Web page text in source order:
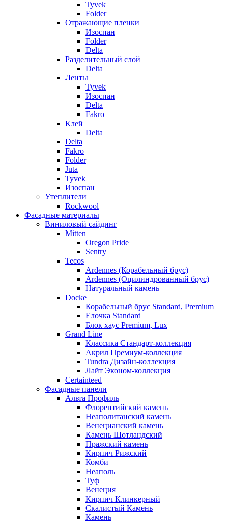
Tyvek
Folder
Отражающие пленки
Изоспан
Folder
Delta
Разделительный слой
Delta
Ленты
Tyvek
Изоспан
Delta
Fakro
Клей
Delta
Delta
Fakro
Folder
Juta
Tyvek
Изоспан
Утеплители
Rockwool
Фасадные материалы
Виниловый сайдинг
Mitten
Oregon Pride
Sentry
Tecos
Ardennes (Корабельный брус)
Ardennes (Оцилиндрованный брус)
Натуральный камень
Docke
Корабельный брус Standard, Premium
Елочка Standard
Блок хаус Premium, Lux
Grand Line
Классика Стандарт-коллекция
Акрил Премиум-коллекция
Tundra Дизайн-коллекция
Лайт Эконом-коллекция
Certainteed
Фасадные панели
Альта Профиль
Флорентийский камень
Неаполитанский камень
Венецианский камень
Камень Шотландский
Пражский камень
Кирпич Рижский
Комби
Неаполь
Туф
Венеция
Кирпич Клинкерный
Скалистый Камень
Камень